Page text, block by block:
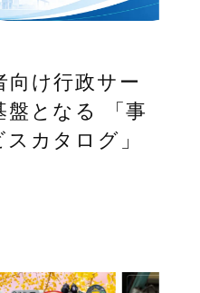
向け行政サー
盤となる 「事
カタログ」